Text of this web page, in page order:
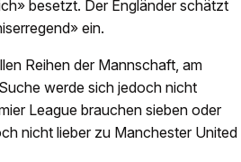
besetzt. Der Engländer schätzt
ein.
Reihen der Mannschaft, am
werde sich jedoch nicht
League brauchen sieben oder
nicht lieber zu Manchester United